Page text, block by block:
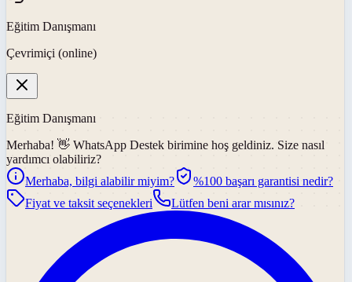
Eğitim Danışmanı
Çevrimiçi (online)
Eğitim Danışmanı
Merhaba! 👋 WhatsApp Destek birimine hoş geldiniz. Size nasıl
yardımcı olabiliriz?
Merhaba, bilgi alabilir miyim?
%100 başarı garantisi nedir?
Fiyat ve taksit seçenekleri
Lütfen beni arar mısınız?